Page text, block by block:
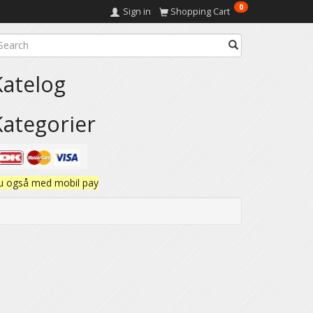
Shopping Cart 0
Sign in
også med mobil pay